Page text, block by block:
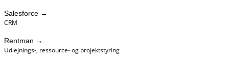
Salesforce →
CRM
Rentman →
Udlejnings-, ressource- og projektstyring